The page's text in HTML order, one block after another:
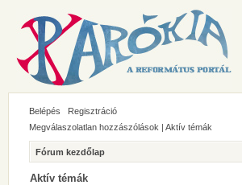
Belépés
Regisztráció
Megválaszolatlan hozzászólások | Aktív témák
Fórum kezdőlap
Aktív témák